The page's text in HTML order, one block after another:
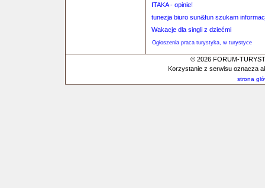
ITAKA - opinie!
tunezja biuro sun&fun szukam
Wakacje dla singli z dziećmi
Ogłoszenia praca turystyka, w turystyce
© 2026 FORUM-
Korzystanie z serwisu oznacza
strona